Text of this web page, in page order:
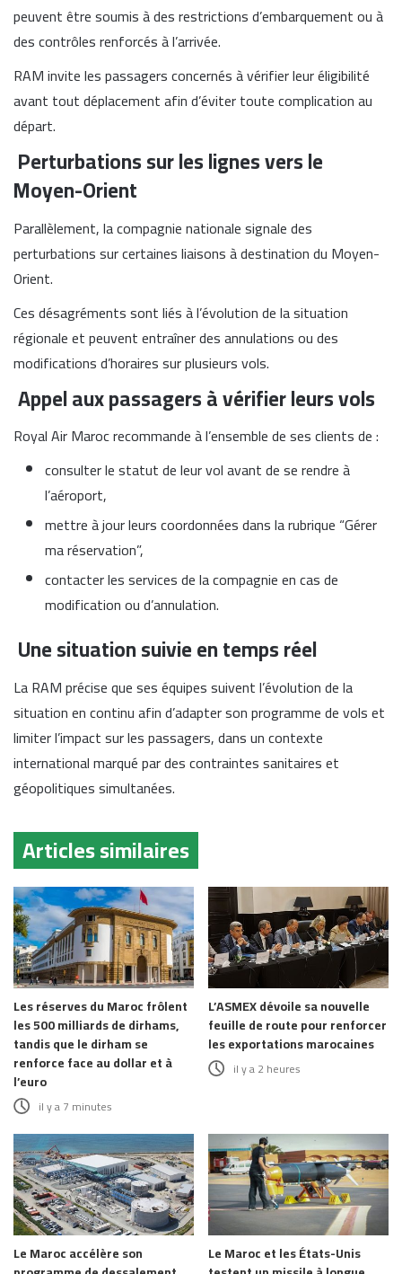
peuvent être soumis à des restrictions d’embarquement ou à
des contrôles renforcés à l’arrivée.
RAM invite les passagers concernés à vérifier leur éligibilité
avant tout déplacement afin d’éviter toute complication au
départ.
Perturbations sur les lignes vers le
Moyen-Orient
Parallèlement, la compagnie nationale signale des
perturbations sur certaines liaisons à destination du Moyen-
Orient.
Ces désagréments sont liés à l’évolution de la situation
régionale et peuvent entraîner des annulations ou des
modifications d’horaires sur plusieurs vols.
Appel aux passagers à vérifier leurs vols
Royal Air Maroc recommande à l’ensemble de ses clients de :
consulter le statut de leur vol avant de se rendre à
l’aéroport,
mettre à jour leurs coordonnées dans la rubrique “Gérer
ma réservation”,
contacter les services de la compagnie en cas de
modification ou d’annulation.
Une situation suivie en temps réel
La RAM précise que ses équipes suivent l’évolution de la
situation en continu afin d’adapter son programme de vols et
limiter l’impact sur les passagers, dans un contexte
international marqué par des contraintes sanitaires et
géopolitiques simultanées.
Articles similaires
Les réserves du Maroc frôlent
les 500 milliards de dirhams,
tandis que le dirham se
renforce face au dollar et à
l’euro
il y a 7 minutes
L’ASMEX dévoile sa nouvelle
feuille de route pour renforcer
les exportations marocaines
il y a 2 heures
Le Maroc accélère son
Le Maroc et les États-Unis